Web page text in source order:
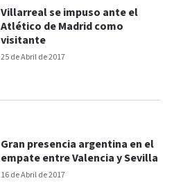
25 de Abril de 2017
Villarreal se impuso ante el
Atlético de Madrid como
visitante
16 de Abril de 2017
Gran presencia argentina en el
empate entre Valencia y Sevilla